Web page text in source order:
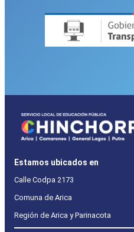
Estamos ubicados en
Calle Codpa 2173
Comuna de Arica
Región de Arica y Parinacota